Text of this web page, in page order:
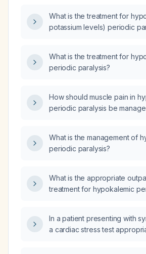
What is the treatment for
potassium levels) periodic
What is the treatment for
periodic paralysis?
How should muscle pain in
periodic paralysis be
What is the management of
periodic paralysis?
What is the appropriate
treatment for hypokalemic
In a patient presenting with
a cardiac stress test